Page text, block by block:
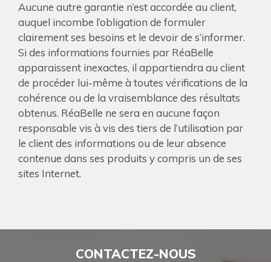
Aucune autre garantie n’est accordée au client,
auquel incombe l’obligation de formuler
clairement ses besoins et le devoir de s’informer.
Si des informations fournies par RéaBelle
apparaissent inexactes, il appartiendra au client
de procéder lui-même à toutes vérifications de la
cohérence ou de la vraisemblance des résultats
obtenus. RéaBelle ne sera en aucune façon
responsable vis à vis des tiers de l’utilisation par
le client des informations ou de leur absence
contenue dans ses produits y compris un de ses
sites Internet.
CONTACTEZ-NOUS